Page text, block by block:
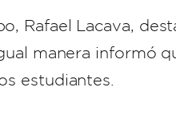
Rafael Lacava,
manera informó
estudiantes.